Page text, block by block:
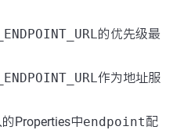
的优先级最
作为地址服
Properties中endpoint配